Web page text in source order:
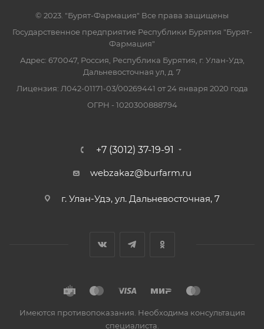
© 2023. "Бурят-Фармация" Все права защищены
Государственное предприятие Республики Бурятия "Бурят-
Фармация"
Адрес: 670047, Россия, Республика Бурятия, г. Улан-Удэ,
Дальневосточная ул, д. 7
Лицензия: Л042-01171-03/00269441 от 24 января 2020 года
ОГРН - 1020300888794
+7 (3012) 37-19-91
webzakaz@burfarm.ru
г. Улан-Удэ, ул. Дальневосточная, 7
Имеются противопоказания. Необходима консультация
специалиста.